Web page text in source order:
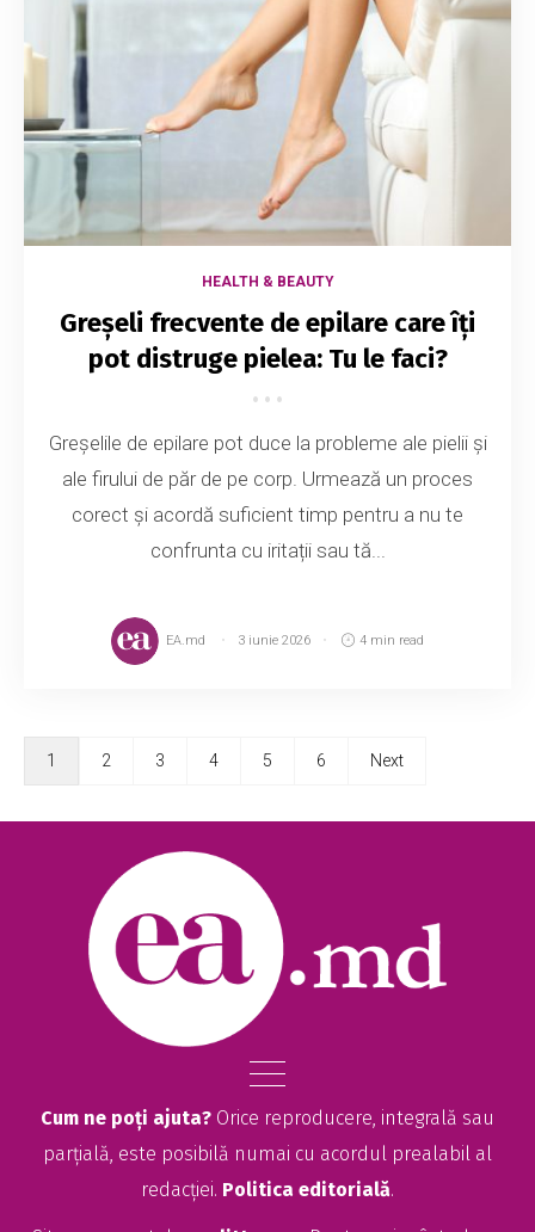
HEALTH & BEAUTY
Greșeli frecvente de epilare care îți
pot distruge pielea: Tu le faci?
Greșelile de epilare pot duce la probleme ale pielii și
ale firului de păr de pe corp. Urmează un proces
corect și acordă suficient timp pentru a nu te
confrunta cu iritații sau tă...
EA.md 3 iunie 2026 4 min read
1 2 3 4 5 6 Next
Cum ne poți ajuta? Orice reproducere, integrală sau
parțială, este posibilă numai cu acordul prealabil al
redacției. Politica editorială.